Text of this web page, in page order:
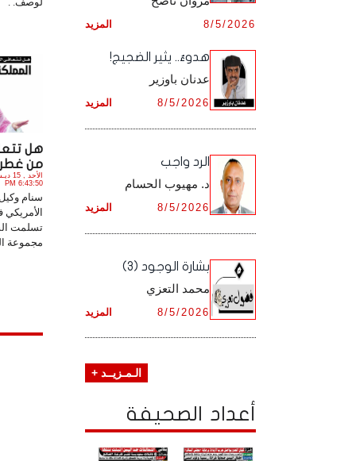
هل
من غطرسة 4
6:43:50 PM
سنام
تسلمت
مجموعة
أرشيف شهر ديـسـمـبـر ,
أرشيف شهر نـوفـمـبـر ,
أرشيف شهر ديـسـمـبـر ,
المزيد 8/5/2026
هدوءٌ.. يثير الضجيج!
عدنان باوزير
المزيد 8/5/2026
الرد واجب
د. مهيوب الحسام
المزيد 8/5/2026
بشارة الوجود (3)
محمد التعزي
المزيد 8/5/2026
الـمـزيــد +
أعداد الصحيفة